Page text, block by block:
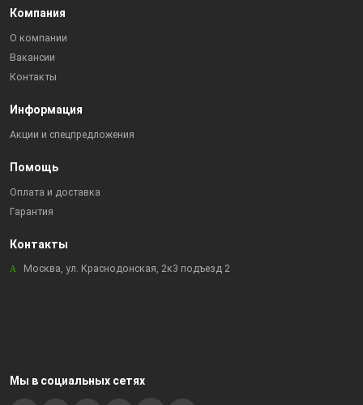
Компания
О компании
Вакансии
Контакты
Информация
Акции и спецпредложения
Помощь
Оплата и доставка
Гарантия
Контакты
Москва, ул. Краснодонская, 2к3 подъезд 2
Мы в социальных сетях